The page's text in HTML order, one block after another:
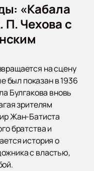
«Кабала
П. Чехова с
на сцену
был показан в 1936
Булгакова вновь
зрителям
Жан-Батиста
братства и
история о
с властью,